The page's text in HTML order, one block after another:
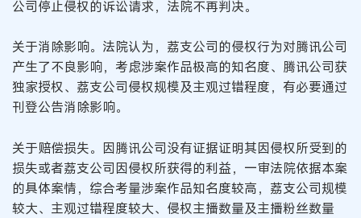
公司停止侵权的诉讼请求，法院不再判决。
关于消除影响。法院认为，荔支公司的侵权行为对腾讯公司
产生了不良影响，考虑涉案作品极高的知名度、腾讯公司获
独家授权、荔支公司侵权规模及主观过错程度，有必要通过
刊登公告消除影响。
关于赔偿损失。因腾讯公司没有证据证明其因侵权所受到的
损失或者荔支公司因侵权所获得的利益，一审法院依据本案
的具体案情，综合考量涉案作品知名度较高，荔支公司规模
较大、主观过错程度较大、侵权主播数量及主播粉丝数量